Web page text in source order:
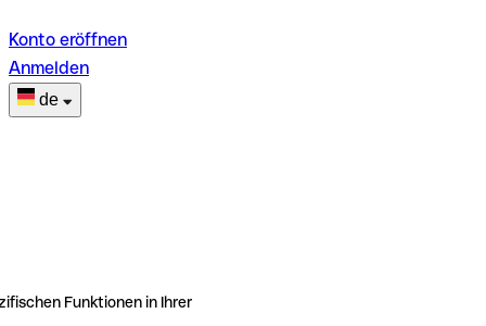
Konto eröffnen
Anmelden
de
Funktionen in Ihrer